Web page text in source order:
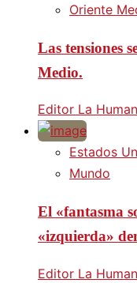
Oriente
Las tensiones
Medio.
Editor La
Estados
Mundo
El «fantasma
«izquierda»
Editor La